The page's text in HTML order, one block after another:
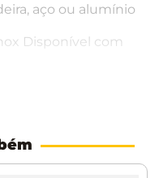
aço ou alumínio
Disponível com